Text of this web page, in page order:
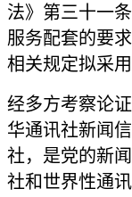
法》第三十一
服务配套的要
相关规定拟采
经多方考察论
华通讯社新闻
社，是党的新
社和世界性通